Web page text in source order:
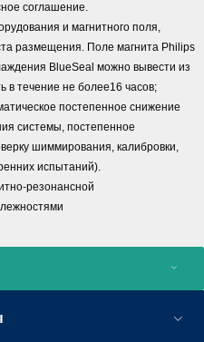
соглашение.
и магнитного поля,
размещения. Поле магнита Philips
BlueSeal можно вывести из
в течение не более16 часов;
постепенное снижение
системы, постепенное
шиммирования, калибровки,
испытаний).
резонансной